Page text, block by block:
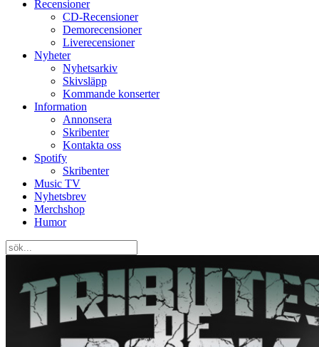
Recensioner
CD-Recensioner
Demorecensioner
Liverecensioner
Nyheter
Nyhetsarkiv
Skivsläpp
Kommande konserter
Information
Annonsera
Skribenter
Kontakta oss
Spotify
Skribenter
Music TV
Nyhetsbrev
Merchshop
Humor